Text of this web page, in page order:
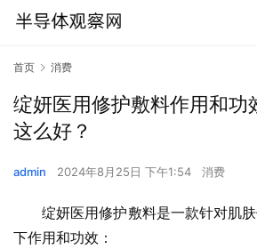
首页 消费
绽妍医用修护敷料作用和功
这么好？
admin 2024年8月25日 下午1:54 消费
绽妍医用修护敷料是一款针对肌
下作用和功效：